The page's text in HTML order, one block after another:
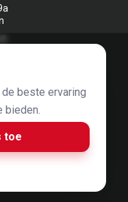
door
de Haan
beste ervaring
bieden.
toe